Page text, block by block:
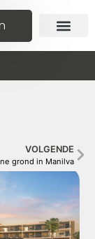
VOLGENDE
grond in Manilva